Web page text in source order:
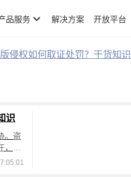
品服务 解决方案 开放平台
侵权如何取证处罚？干货知识
识
。盗
给
罚存